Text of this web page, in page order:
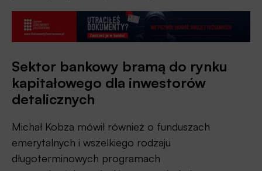
Sektor bankowy bramą do rynku
kapitałowego dla inwestorów
detalicznych
Michał Kobza mówił również o funduszach
emerytalnych i wszelkiego rodzaju
długoterminowych programach